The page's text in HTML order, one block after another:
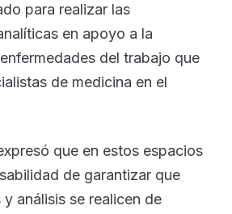
para realizar las
en apoyo a la
del trabajo que
de medicina en el
que en estos espacios
de garantizar que
análisis se realicen de